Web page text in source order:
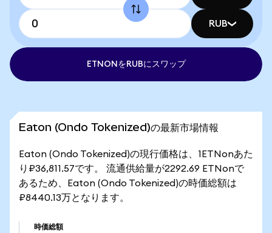
RUB
ETNONをRUBにスワップ
Eaton (Ondo Tokenized)の最新市場情報
Eaton (Ondo Tokenized)の現行価格は、1ETNonあた
り₽36,811.57です。 流通供給量が2292.69 ETNonで
あるため、Eaton (Ondo Tokenized)の時価総額は
₽8440.13万となります。
時価総額